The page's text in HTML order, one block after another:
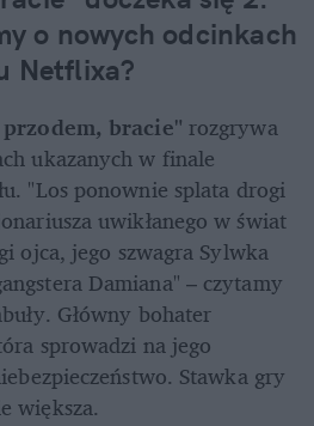
o nowych odcinkach
Netflixa?
bracie" rozgrywa
ukazanych w finale
"Los ponownie splata drogi
uwikłanego w świat
ojca, jego szwagra Sylwka
Damiana" – czytamy
Główny bohater
sprowadzi na jego
Stawka gry
większa.